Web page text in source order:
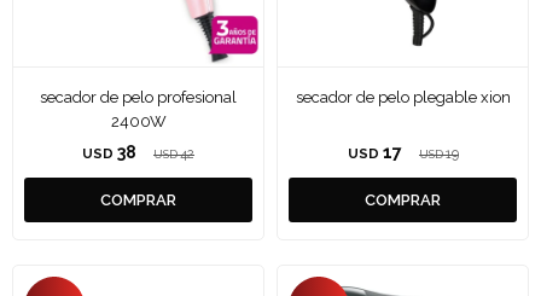
secador de pelo profesional
2400W
USD 38 USD 42
secador de pelo plegable xion
USD 17 USD 19